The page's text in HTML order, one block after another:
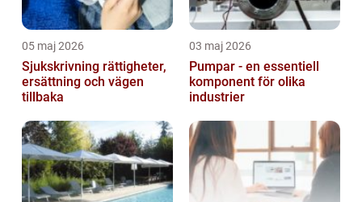
05 maj 2026
Sjukskrivning rättigheter,
ersättning och vägen
tillbaka
03 maj 2026
Pumpar - en essentiell
komponent för olika
industrier